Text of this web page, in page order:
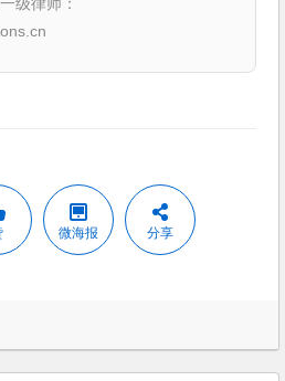
微海报 分享